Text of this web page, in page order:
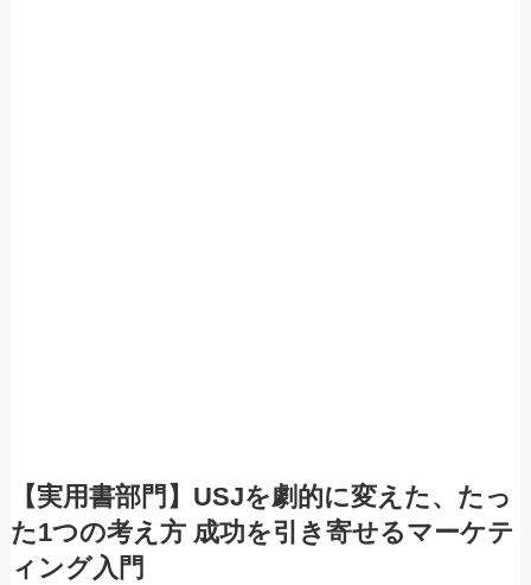
【実用書部門】USJを劇的に変えた、たっ
た1つの考え方 成功を引き寄せるマーケテ
ィング入門